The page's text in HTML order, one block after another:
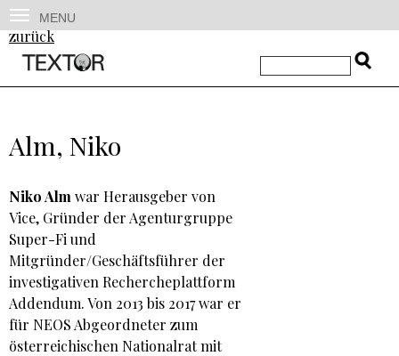
MENU
zurück
Alm, Niko
Niko Alm war Herausgeber von
Vice, Gründer der Agenturgruppe
Super-Fi und
Mitgründer/Geschäftsführer der
investigativen Rechercheplattform
Addendum. Von 2013 bis 2017 war er
für NEOS Abgeordneter zum
österreichischen Nationalrat mit